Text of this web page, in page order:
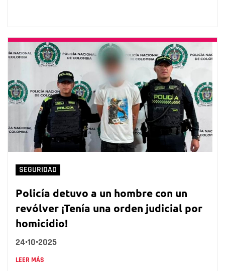
SEGURIDAD
Policía detuvo a un hombre con un
revólver ¡Tenía una orden judicial por
homicidio!
24•10•2025
LEER MÁS